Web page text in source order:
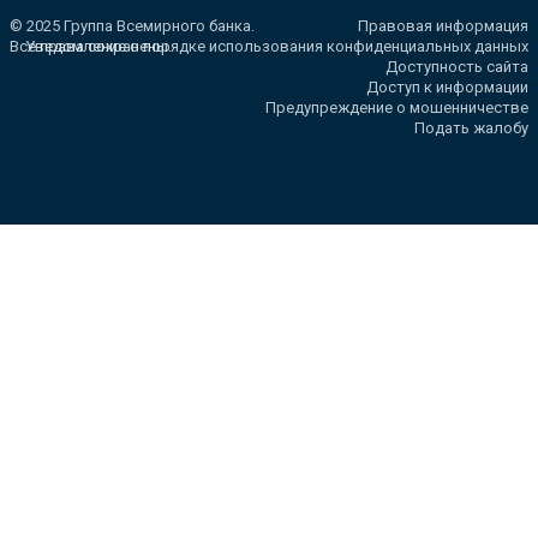
© 2025 Группа Всемирного банка.
Все права сохранены.
Правовая информация
Уведомление о порядке использования конфиденциальных данных
Доступность сайта
Доступ к информации
Предупреждение о мошенничестве
Подать жалобу